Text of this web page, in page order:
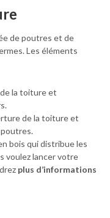
de poutres et de
Les éléments
la toiture et
de la toiture et
bois qui distribue les
voulez lancer votre
plus d’informations